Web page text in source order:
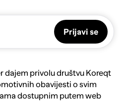
Prijavi se
dajem privolu društvu Koreqt
obavijesti o svim
dostupnim putem web